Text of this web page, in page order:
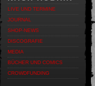
LIVE UND TERMINE
JOURNAL
SHOP-NEWS
DISCOGRAFIE
MEDIA
BÜCHER UND COMICS
CROWDFUNDING